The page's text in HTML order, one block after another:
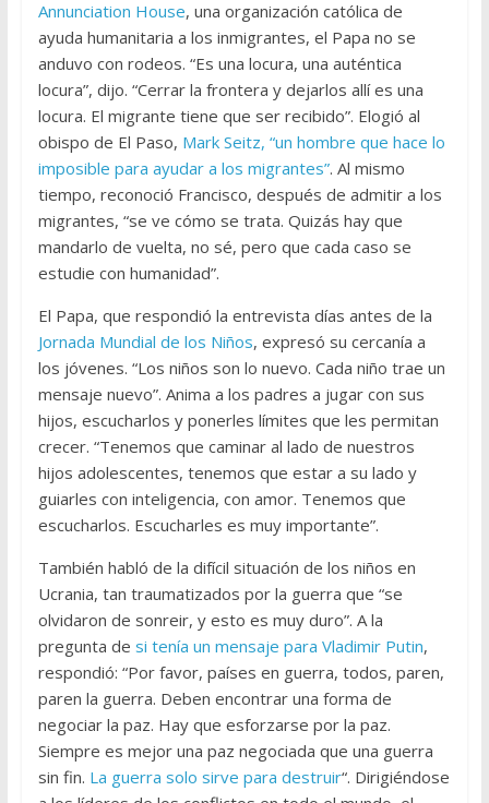
Annunciation House, una organización católica de
ayuda humanitaria a los inmigrantes, el Papa no se
anduvo con rodeos. “Es una locura, una auténtica
locura”, dijo. “Cerrar la frontera y dejarlos allí es una
locura. El migrante tiene que ser recibido”. Elogió al
obispo de El Paso, Mark Seitz, “un hombre que hace lo
imposible para ayudar a los migrantes”. Al mismo
tiempo, reconoció Francisco, después de admitir a los
migrantes, “se ve cómo se trata. Quizás hay que
mandarlo de vuelta, no sé, pero que cada caso se
estudie con humanidad”.
El Papa, que respondió la entrevista días antes de la
Jornada Mundial de los Niños, expresó su cercanía a
los jóvenes. “Los niños son lo nuevo. Cada niño trae un
mensaje nuevo”. Anima a los padres a jugar con sus
hijos, escucharlos y ponerles límites que les permitan
crecer. “Tenemos que caminar al lado de nuestros
hijos adolescentes, tenemos que estar a su lado y
guiarles con inteligencia, con amor. Tenemos que
escucharlos. Escucharles es muy importante”.
También habló de la difícil situación de los niños en
Ucrania, tan traumatizados por la guerra que “se
olvidaron de sonreir, y esto es muy duro”. A la
pregunta de si tenía un mensaje para Vladimir Putin,
respondió: “Por favor, países en guerra, todos, paren,
paren la guerra. Deben encontrar una forma de
negociar la paz. Hay que esforzarse por la paz.
Siempre es mejor una paz negociada que una guerra
sin fin. La guerra solo sirve para destruir“. Dirigiéndose